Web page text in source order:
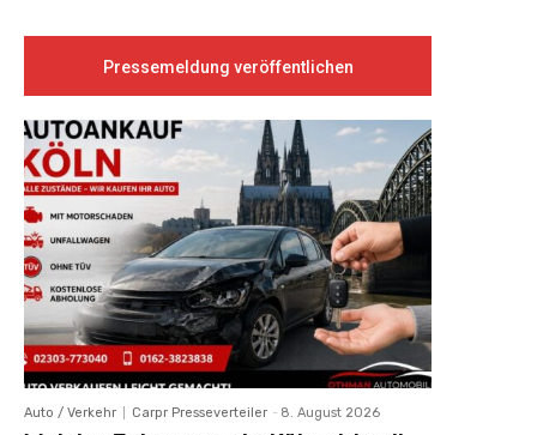
Pressemeldung veröffentlichen
Auto / Verkehr Carpr Presseverteiler - 8. August 2026